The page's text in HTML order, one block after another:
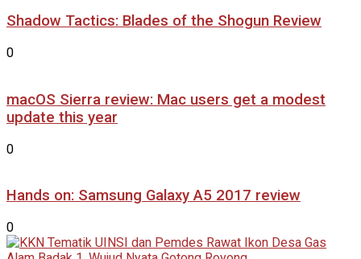
Shadow Tactics: Blades of the Shogun Review
0
macOS Sierra review: Mac users get a modest
update this year
0
Hands on: Samsung Galaxy A5 2017 review
0